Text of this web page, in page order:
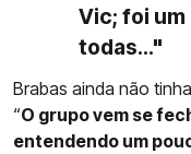
Vic; foi
todas..."
Brabas ainda não
“O grupo vem se
entendendo um